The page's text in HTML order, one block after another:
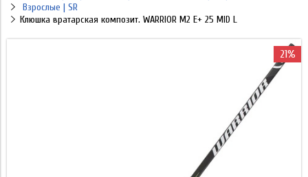
Взрослые | SR
Клюшка вратарская композит. WARRIOR M2 E+ 25 MID L
21%